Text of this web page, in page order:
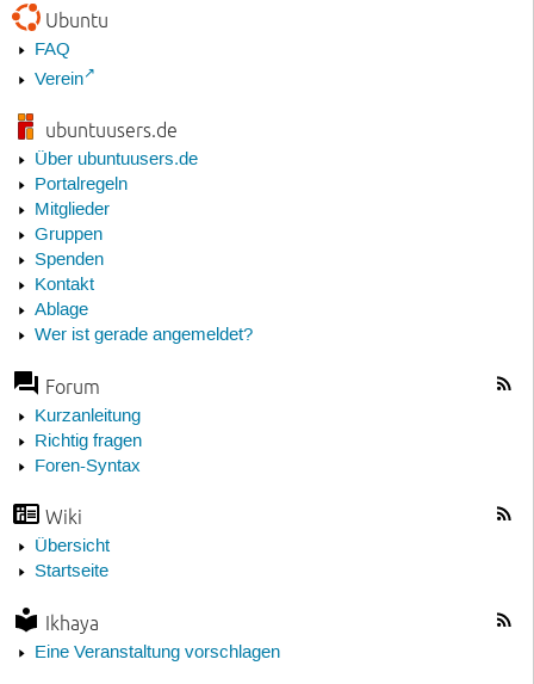
Ubuntu
FAQ
Verein
ubuntuusers.de
Über ubuntuusers.de
Portalregeln
Mitglieder
Gruppen
Spenden
Kontakt
Ablage
Wer ist gerade angemeldet?
Forum
Kurzanleitung
Richtig fragen
Foren-Syntax
Wiki
Übersicht
Startseite
Ikhaya
Eine Veranstaltung vorschlagen